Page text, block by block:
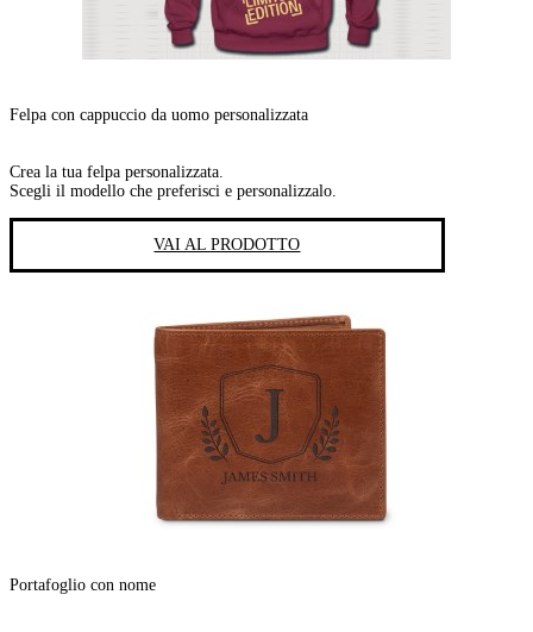
Felpa con cappuccio da uomo personalizzata
Crea la tua felpa personalizzata.
Scegli il modello che preferisci e personalizzalo.
VAI AL PRODOTTO
Portafoglio con nome